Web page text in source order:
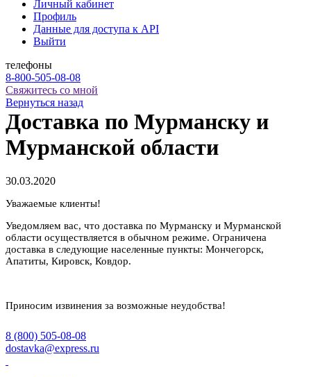
Личный кабинет
Профиль
Данные для доступа к API
Выйти
телефоны
8-800-505-08-08
Свяжитесь со мной
Вернуться назад
Доставка по Мурманску и
Мурманской области
30.03.2020
Уважаемые клиенты!
Уведомляем вас, что доставка по Мурманску и Мурманской
области осуществляется в обычном режиме. Ограничена
доставка в следующие населенные пункты: Мончегорск,
Апатиты, Кировск, Ковдор.
Приносим извинения за возможные неудобства!
8 (800) 505-08-08
dostavka@express.ru